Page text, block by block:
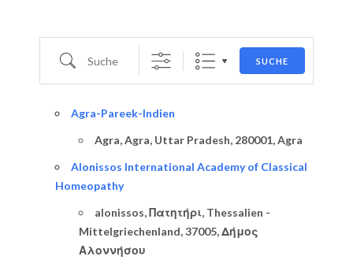
Suche SUCHE
Agra-Pareek-Indien
Agra, Agra, Uttar Pradesh, 280001, Agra
Alonissos International Academy of Classical
Homeopathy
alonissos, Πατητήρι, Thessalien -
Mittelgriechenland, 37005, Δήμος
Αλοννήσου